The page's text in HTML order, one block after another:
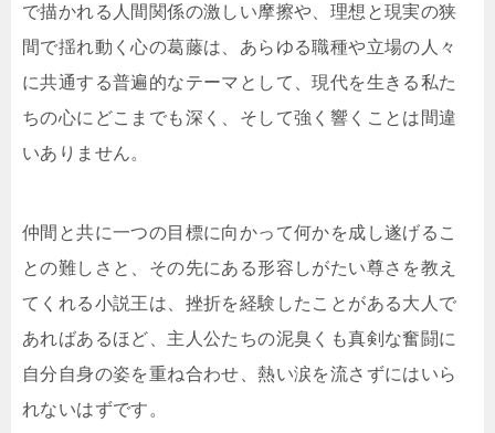
で描かれる人間関係の激しい摩擦や、理想と現実の狭
間で揺れ動く心の葛藤は、あらゆる職種や立場の人々
に共通する普遍的なテーマとして、現代を生きる私た
ちの心にどこまでも深く、そして強く響くことは間違
いありません。
仲間と共に一つの目標に向かって何かを成し遂げるこ
との難しさと、その先にある形容しがたい尊さを教え
てくれる小説王は、挫折を経験したことがある大人で
あればあるほど、主人公たちの泥臭くも真剣な奮闘に
自分自身の姿を重ね合わせ、熱い涙を流さずにはいら
れないはずです。